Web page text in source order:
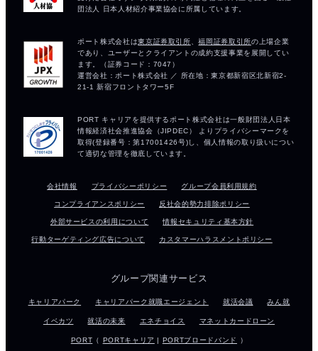
会社情報 プライバシーポリシー グループ会員利用規約
コンプライアンスポリシー 反社会的勢力排除ポリシー
外部サービスの利用について 情報セキュリティ基本方針
行動ターゲティング広告について カスタマーハラスメントポリシー